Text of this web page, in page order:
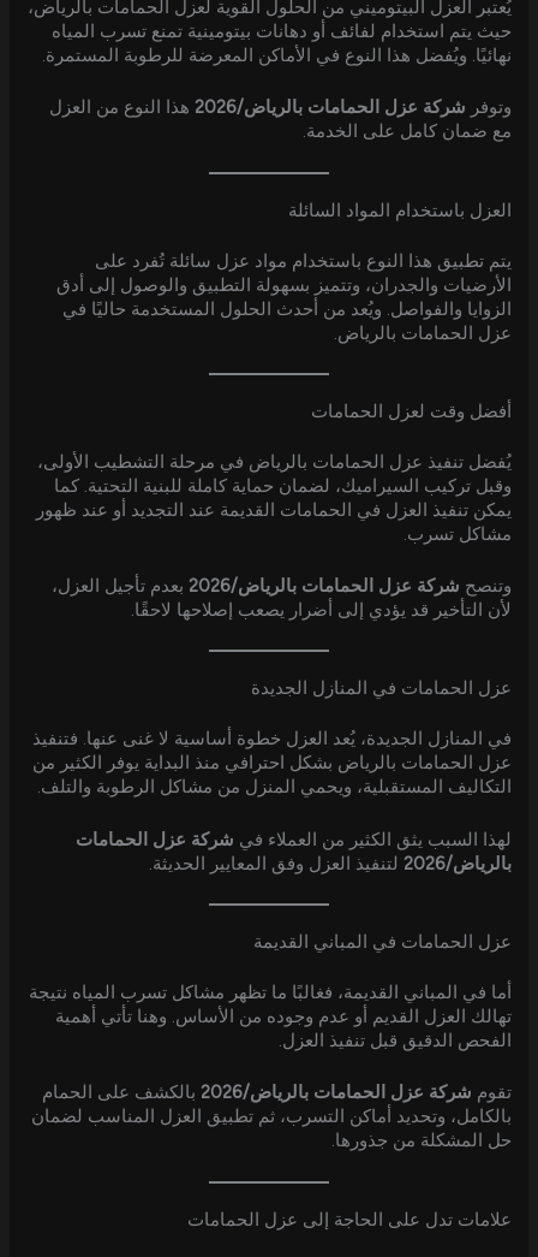
يُعتبر العزل البيتوميني من الحلول القوية لعزل الحمامات بالرياض،
حيث يتم استخدام لفائف أو دهانات بيتومينية تمنع تسرب المياه
نهائيًا. ويُفضل هذا النوع في الأماكن المعرضة للرطوبة المستمرة.
وتوفر شركة عزل الحمامات بالرياض/2026
هذا النوع من العزل
مع ضمان كامل على الخدمة.
العزل باستخدام المواد السائلة
يتم تطبيق هذا النوع باستخدام مواد عزل سائلة تُفرد على
الأرضيات والجدران، وتتميز بسهولة التطبيق والوصول إلى أدق
الزوايا والفواصل. ويُعد من أحدث الحلول المستخدمة حاليًا في
عزل الحمامات بالرياض.
أفضل وقت لعزل الحمامات
يُفضل تنفيذ عزل الحمامات بالرياض في مرحلة التشطيب الأولى،
وقبل تركيب السيراميك، لضمان حماية كاملة للبنية التحتية. كما
يمكن تنفيذ العزل في الحمامات القديمة عند التجديد أو عند ظهور
مشاكل تسرب.
وتنصح شركة عزل الحمامات بالرياض/2026
بعدم تأجيل العزل،
لأن التأخير قد يؤدي إلى أضرار يصعب إصلاحها لاحقًا.
عزل الحمامات في المنازل الجديدة
في المنازل الجديدة، يُعد العزل خطوة أساسية لا غنى عنها. فتنفيذ
عزل الحمامات بالرياض بشكل احترافي منذ البداية يوفر الكثير من
التكاليف المستقبلية، ويحمي المنزل من مشاكل الرطوبة والتلف.
لهذا السبب يثق الكثير من العملاء في شركة عزل الحمامات
بالرياض/2026
لتنفيذ العزل وفق المعايير الحديثة.
عزل الحمامات في المباني القديمة
أما في المباني القديمة، فغالبًا ما تظهر مشاكل تسرب المياه نتيجة
تهالك العزل القديم أو عدم وجوده من الأساس. وهنا تأتي أهمية
الفحص الدقيق قبل تنفيذ العزل.
تقوم شركة عزل الحمامات بالرياض/2026
بالكشف على الحمام
بالكامل، وتحديد أماكن التسرب، ثم تطبيق العزل المناسب لضمان
حل المشكلة من جذورها.
علامات تدل على الحاجة إلى عزل الحمامات